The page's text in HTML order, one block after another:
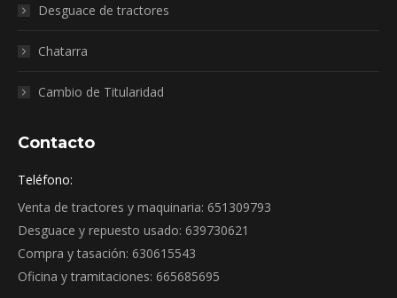
Desguace de tractores
Chatarra
Cambio de Titularidad
Contacto
Teléfono:
Venta de tractores y maquinaria: 651309793
Desguace y repuesto usado: 639730621
Compra y tasación: 630615543
Oficina y tramitaciones: 665685695